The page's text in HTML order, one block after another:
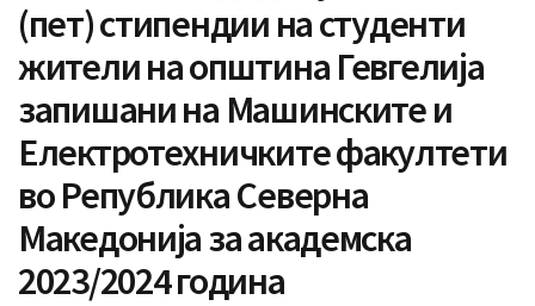
(пет) стипендии на студенти
жители на општина Гевгелија
запишани на Машинските и
Електротехничките факултети
во Република Северна
Македонија за академска
2023/2024 година